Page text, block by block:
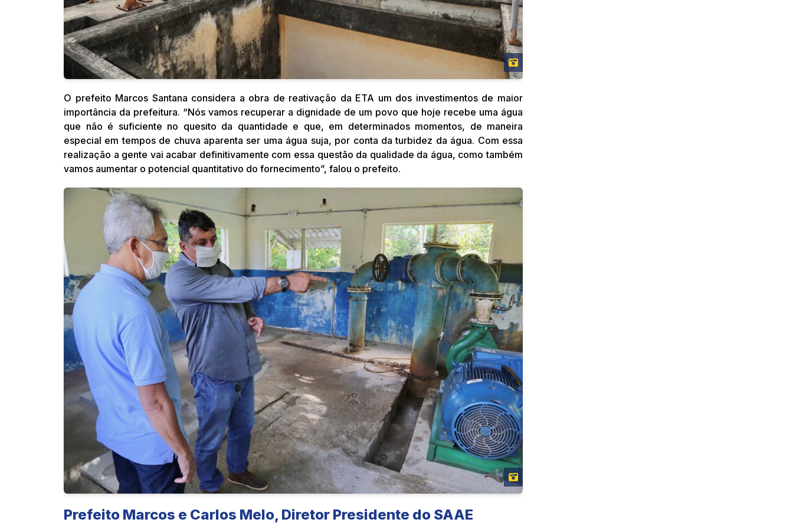
O prefeito Marcos Santana considera a obra de reativação da ETA um dos investimentos de maior
importância da prefeitura. “Nós vamos recuperar a dignidade de um povo que hoje recebe uma água
que não é suficiente no quesito da quantidade e que, em determinados momentos, de maneira
especial em tempos de chuva aparenta ser uma água suja, por conta da turbidez da água. Com essa
realização a gente vai acabar definitivamente com essa questão da qualidade da água, como também
vamos aumentar o potencial quantitativo do fornecimento”, falou o prefeito.
Prefeito Marcos e Carlos Melo, Diretor Presidente do SAAE